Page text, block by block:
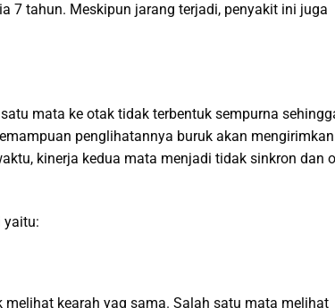
7 tahun. Meskipun jarang terjadi, penyakit ini juga
mata ke otak tidak terbentuk sempurna
penglihatannya buruk akan mengirimkan
kinerja kedua mata menjadi tidak sinkron dan
yaitu:
kearah yag sama. Salah satu mata melihat